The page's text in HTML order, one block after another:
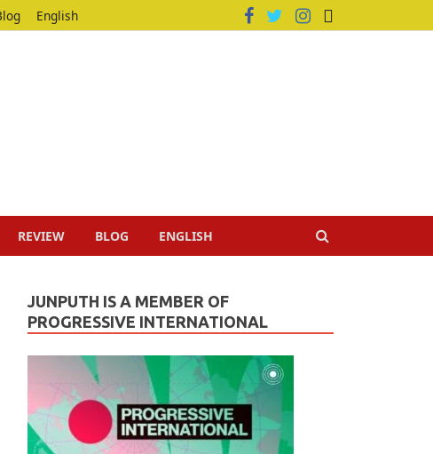
English
REVIEW BLOG ENGLISH
JUNPUTH IS A MEMBER OF
PROGRESSIVE INTERNATIONAL